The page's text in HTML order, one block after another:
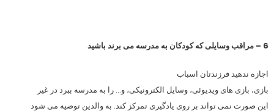
6 – مراقب وسایلی كه كودكان به مدرسه می برند باشید
اجازه ندهید فرزندتان اسباب
بازی، بازی های ویدیوئی، وسایل الكترونیكی، و… را به مدرسه ببرد در غیر
این صورت نمی تواند بر روی یادگیری تمركز كند. به والدین توصیه می شود